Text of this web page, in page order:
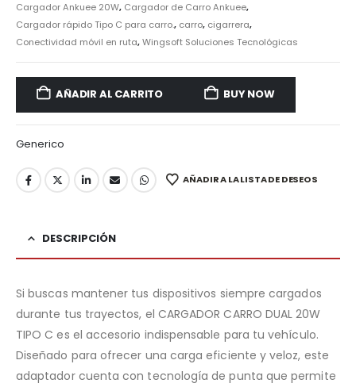
Cargador Ankuee 20W, Cargador de Carro Ankuee,
Cargador rápido Tipo C para carro., carro, cigarrera,
Conectividad móvil en ruta,Wingsoft Soluciones Tecnológicas
AÑADIR AL CARRITO BUY NOW
Generico
AÑADIR A LA LISTA DE DESEOS
DESCRIPCIÓN
Si buscas mantener tus dispositivos siempre cargados
durante tus trayectos, el CARGADOR CARRO DUAL 20W
TIPO C es el accesorio indispensable para tu vehículo.
Diseñado para ofrecer una carga eficiente y veloz, este
adaptador cuenta con tecnología de punta que permite